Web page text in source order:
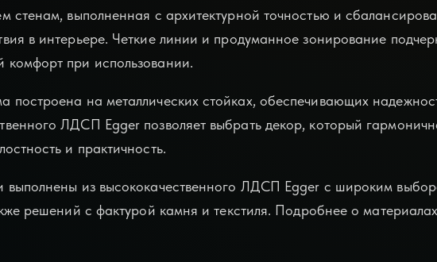
стенам, выполненная с архитектурной точностью и
в интерьере. Четкие линии и продуманное зонирование
при использовании.
построена на металлических стойках, обеспечивающих
ЛДСП Egger позволяет выбрать декор, который
и практичность.
выполнены из высококачественного ЛДСП Egger с широким
решений с фактурой камня и текстиля. Подробнее о